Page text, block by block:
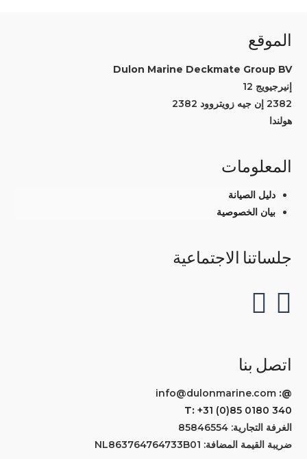
الموقع
Dulon Marine Deckmate Group BV
إنيرجيويج 12
2382 إن جيه زويتروود 2382
هولندا
المعلومات
دليل الصيانة
بيان الخصوصية
جلساتنا الاجتماعية
اتصل بنا
@:
info@dulonmarine.com
T: +31 (0)85 0180 340
الغرفة التجارية: 85846554
ضريبة القيمة المضافة: NL863764764733B01